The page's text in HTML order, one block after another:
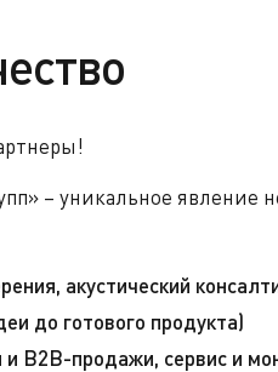
– уникальное явление
акустический
до готового продукта)
и В2В-продажи, сервис и